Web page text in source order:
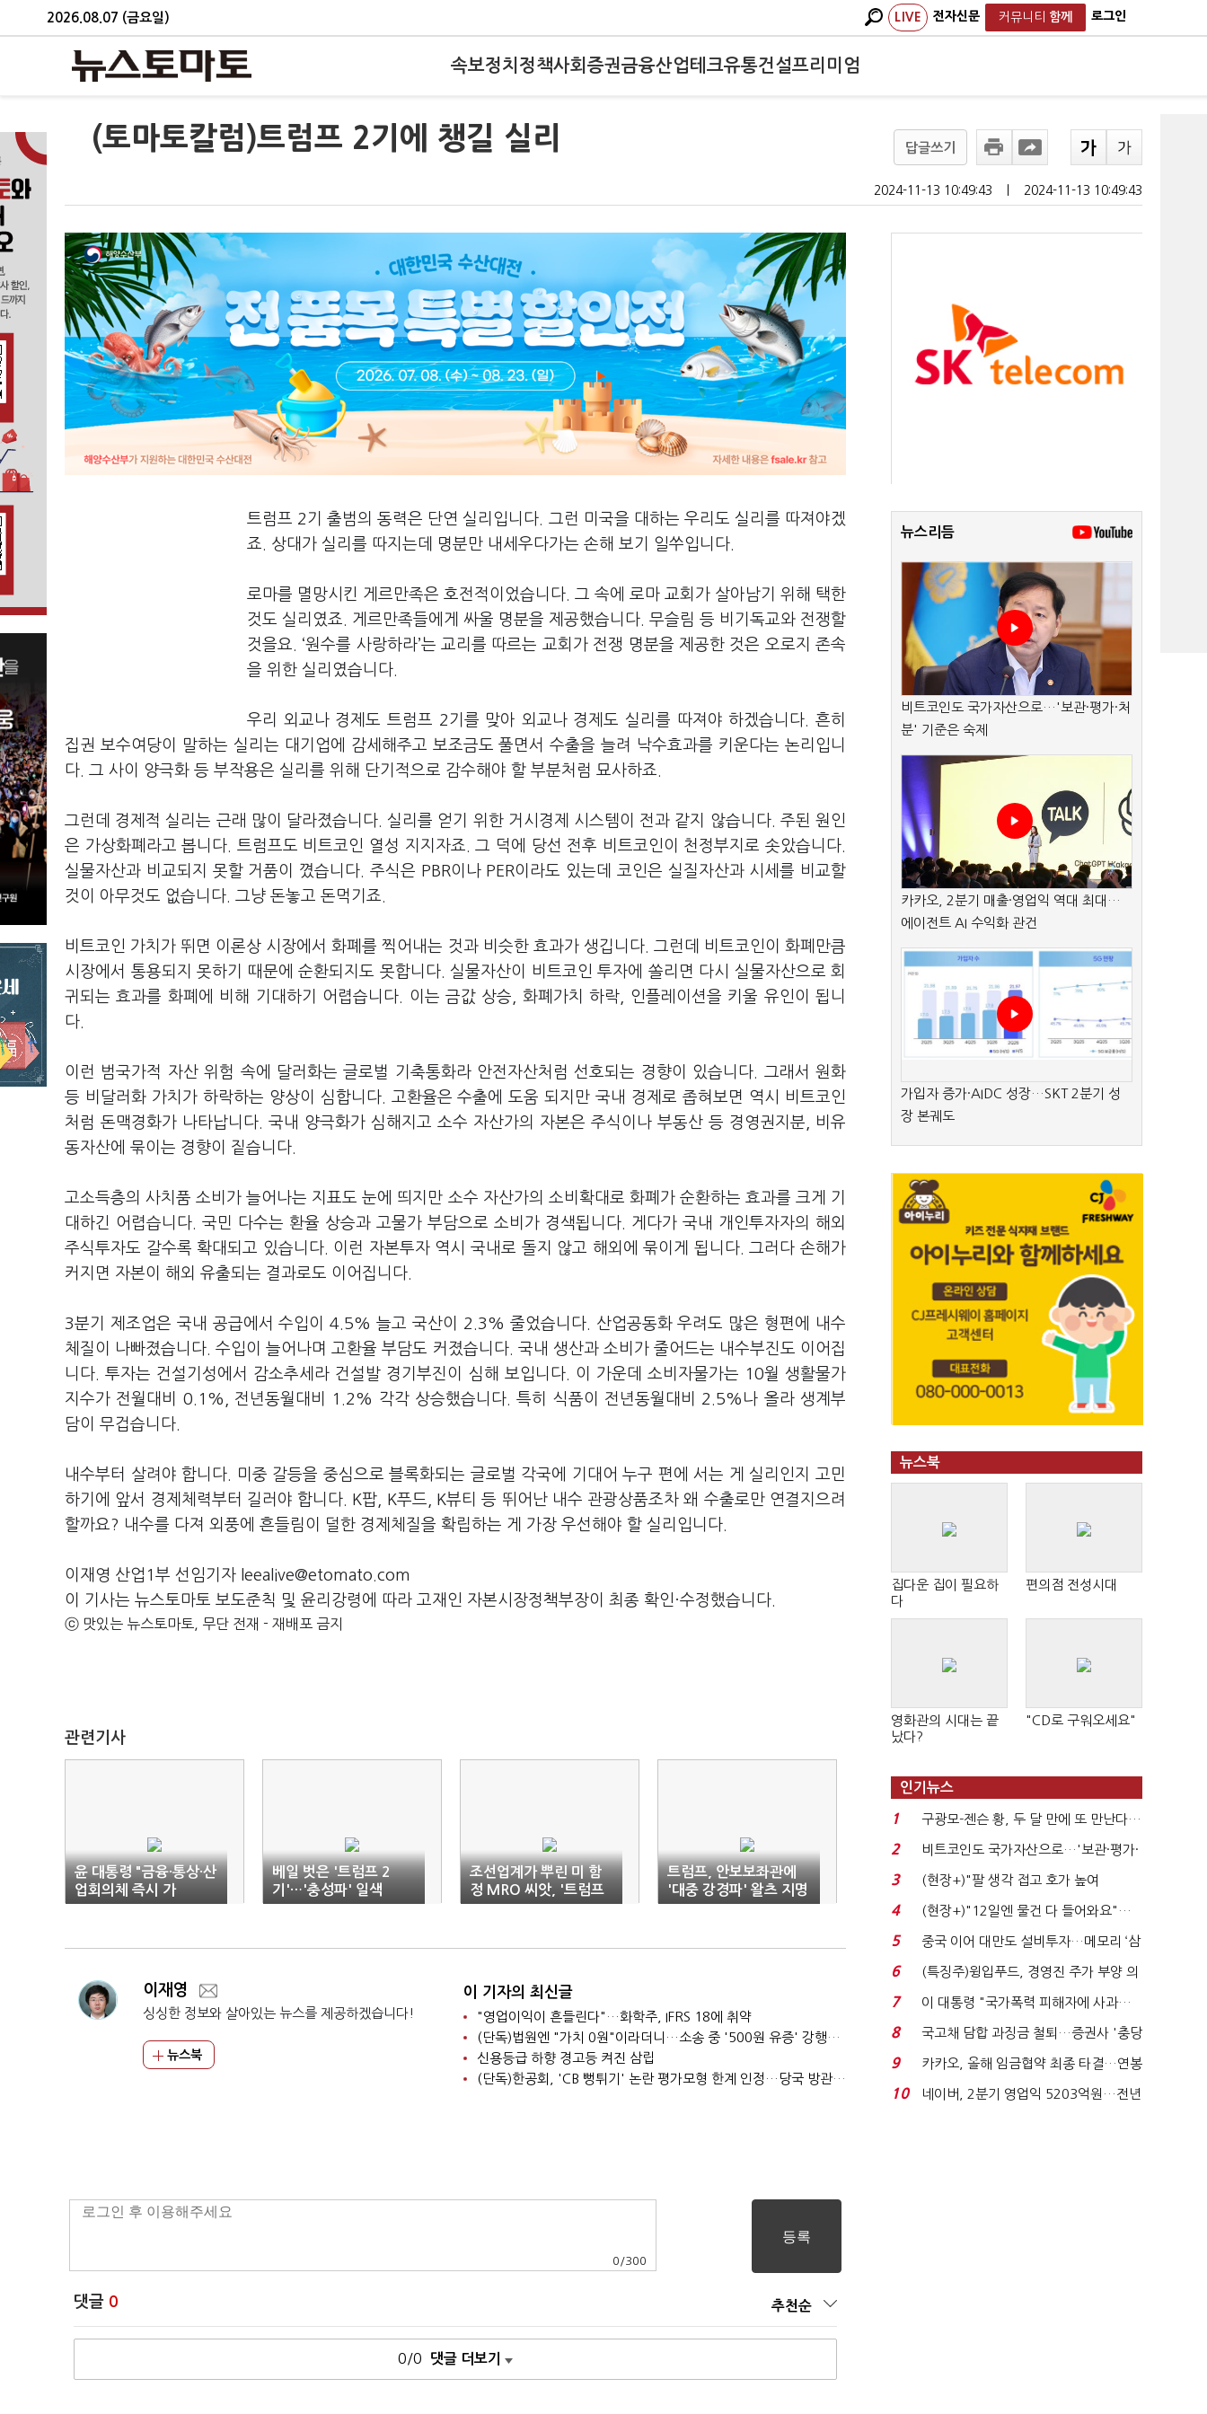
2026.08.07 (금요일) LIVE 전자신문 커뮤니티 함께 로그인
속보정치 정책사회 증권금융산업테크유통건설프리미엄
(토마토칼럼)트럼프 2기에 챙길 실리 답글쓰기
2024-11-13 10:49:43 2024-11-13 10:49:43
트럼프 2기 출범의 동력은 단연 실리입니다. 그런 미국을 대하는 우리도 실리를 따져야겠
죠. 상대가 실리를 따지는데 명분만 내세우다가는 손해 보기 일쑤입니다.
로마를 멸망시킨 게르만족은 호전적이었습니다. 그 속에 로마 교회가 살아남기 위해 택한
것도 실리였죠. 게르만족들에게 싸울 명분을 제공했습니다. 무슬림 등 비기독교와 전쟁할
것을요. ‘원수를 사랑하라’는 교리를 따르는 교회가 전쟁 명분을 제공한 것은 오로지 존속
을 위한 실리였습니다.
우리 외교나 경제도 트럼프 2기를 맞아 외교나 경제도 실리를 따져야 하겠습니다. 흔히
집권 보수여당이 말하는 실리는 대기업에 감세해주고 보조금도 풀면서 수출을 늘려 낙수효과를 키운다는 논리입니
다. 그 사이 양극화 등 부작용은 실리를 위해 단기적으로 감수해야 할 부분처럼 묘사하죠.
그런데 경제적 실리는 근래 많이 달라졌습니다. 실리를 얻기 위한 거시경제 시스템이 전과 같지 않습니다. 주된 원인
은 가상화폐라고 봅니다. 트럼프도 비트코인 열성 지지자죠. 그 덕에 당선 전후 비트코인이 천정부지로 솟았습니다.
실물자산과 비교되지 못할 거품이 꼈습니다. 주식은 PBR이나 PER이라도 있는데 코인은 실질자산과 시세를 비교할
것이 아무것도 없습니다. 그냥 돈놓고 돈먹기죠.
비트코인 가치가 뛰면 이론상 시장에서 화폐를 찍어내는 것과 비슷한 효과가 생깁니다. 그런데 비트코인이 화폐만큼
시장에서 통용되지 못하기 때문에 순환되지도 못합니다. 실물자산이 비트코인 투자에 쏠리면 다시 실물자산으로 회
귀되는 효과를 화폐에 비해 기대하기 어렵습니다. 이는 금값 상승, 화폐가치 하락, 인플레이션을 키울 유인이 됩니
다.
이런 범국가적 자산 위험 속에 달러화는 글로벌 기축통화라 안전자산처럼 선호되는 경향이 있습니다. 그래서 원화
등 비달러화 가치가 하락하는 양상이 심합니다. 고환율은 수출에 도움 되지만 국내 경제로 좁혀보면 역시 비트코인
처럼 돈맥경화가 나타납니다. 국내 양극화가 심해지고 소수 자산가의 자본은 주식이나 부동산 등 경영권지분, 비유
동자산에 묶이는 경향이 짙습니다.
고소득층의 사치품 소비가 늘어나는 지표도 눈에 띄지만 소수 자산가의 소비확대로 화폐가 순환하는 효과를 크게 기
대하긴 어렵습니다. 국민 다수는 환율 상승과 고물가 부담으로 소비가 경색됩니다. 게다가 국내 개인투자자의 해외
주식투자도 갈수록 확대되고 있습니다. 이런 자본투자 역시 국내로 돌지 않고 해외에 묶이게 됩니다. 그러다 손해가
커지면 자본이 해외 유출되는 결과로도 이어집니다.
3분기 제조업은 국내 공급에서 수입이 4.5% 늘고 국산이 2.3% 줄었습니다. 산업공동화 우려도 많은 형편에 내수
체질이 나빠졌습니다. 수입이 늘어나며 고환율 부담도 커졌습니다. 국내 생산과 소비가 줄어드는 내수부진도 이어집
니다. 투자는 건설기성에서 감소추세라 건설발 경기부진이 심해 보입니다. 이 가운데 소비자물가는 10월 생활물가
지수가 전월대비 0.1%, 전년동월대비 1.2% 각각 상승했습니다. 특히 식품이 전년동월대비 2.5%나 올라 생계부
담이 무겁습니다.
내수부터 살려야 합니다. 미중 갈등을 중심으로 블록화되는 글로벌 각국에 기대어 누구 편에 서는 게 실리인지 고민
하기에 앞서 경제체력부터 길러야 합니다. K팝, K푸드, K뷰티 등 뛰어난 내수 관광상품조차 왜 수출로만 연결지으려
할까요? 내수를 다져 외풍에 흔들림이 덜한 경제체질을 확립하는 게 가장 우선해야 할 실리입니다.
이재영 산업1부 선임기자 leealive@etomato.com
이 기사는 뉴스토마토 보도준칙 및 윤리강령에 따라 고재인 자본시장정책부장이 최종 확인·수정했습니다.
ⓒ 맛있는 뉴스토마토, 무단 전재 - 재배포 금지
관련기사
윤 대통령 "금융·통상·산
업회의체 즉시 가
동"…'트럼프 2기' 대비
베일 벗은 '트럼프 2
기'…'충성파' 일색
조선업계가 뿌린 미 함
정 MRO 씨앗, '트럼프
2기'에 열매 맺나
트럼프, 안보보좌관에
'대중 강경파' 왈츠 지명
이재영
싱싱한 정보와 살아있는 뉴스를 제공하겠습니다!
뉴스북
이 기자의 최신글
"영업이익이 흔들린다"…화학주, IFRS 18에 취약
(단독)법원엔 "가치 0원"이라더니…소송 중 '500원 유증' 강행한 라인게임즈
신용등급 하향 경고등 켜진 삼립
(단독)한공회, 'CB 뻥튀기' 논란 평가모형 한계 인정…당국 방관 속 장부 왜곡 수두룩
0 /300
댓글 0 추천순
0/0 댓글 더보기
뉴스리듬
비트코인도 국가자산으로…'보관·평가·처
분' 기준은 숙제
카카오, 2분기 매출·영업익 역대 최대…
에이전트 AI 수익화 관건
가입자 증가·AIDC 성장…SKT 2분기 성
장 본궤도
뉴스북
집다운 집이 필요하
다
편의점 전성시대
영화관의 시대는 끝
났다?
"CD로 구워오세요"
인기뉴스
1
구광모-젠슨 황, 두 달 만에 또 만난다…
로봇·AI 등 논...
2
비트코인도 국가자산으로…'보관·평가·
처분' 기준은 ...
3
(현장+)"팔 생각 접고 호가 높여
요"…'덜 똘똘한 한 채' 20...
4
(현장+)"12일엔 물건 다 들어와요"…
빈 매대 채우며 문 연 ...
5
중국 이어 대만도 설비투자…메모리 ‘삼
국전쟁’
6
(특징주)윙입푸드, 경영진 주가 부양 의
지에 상한가...
7
이 대통령 "국가폭력 피해자에 사과…
적극적 조사로 진...
8
국고채 담합 과징금 철퇴…증권사 '충당
금 폭탄' 우려...
9
카카오, 올해 임금협약 최종 타결…연봉
6.3% 인상·격려...
10
네이버, 2분기 영업익 5203억원…전년